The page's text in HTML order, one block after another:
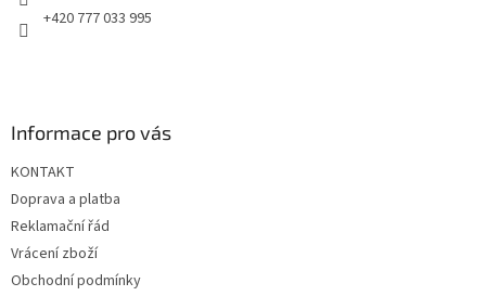
+420 777 033 995
Informace pro vás
KONTAKT
Doprava a platba
Reklamační řád
Vrácení zboží
Obchodní podmínky